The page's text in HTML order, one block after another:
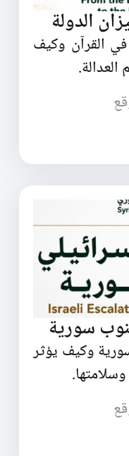
الدولة
القرآن وكيف
سورية
وكيف يؤثر